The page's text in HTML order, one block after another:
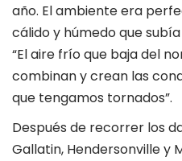
año. El ambiente era
cálido y húmedo que
“El aire frío que baja del
combinan y crean las
que tengamos tornados”.
Después de recorrer los
Gallatin, Hendersonville y